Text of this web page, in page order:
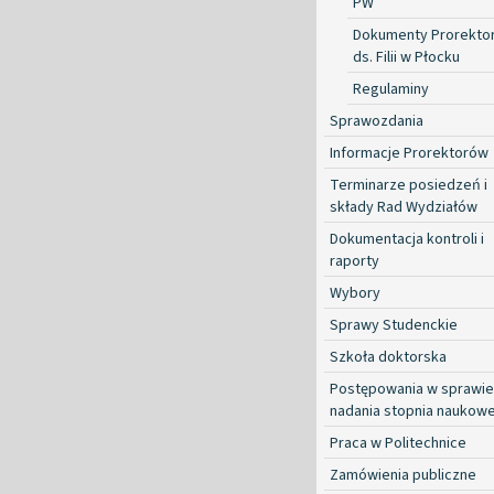
Dokumenty
ds. Filii w Płocku
Regulaminy
Sprawozdania
Informacje Prorektorów
Terminarze posiedzeń i
składy Rad Wydziałów
Dokumentacja kontroli i
raporty
Wybory
Sprawy Studenckie
Szkoła doktorska
Postępowania w sprawie
nadania stopnia
Praca w Politechnice
Zamówienia publiczne